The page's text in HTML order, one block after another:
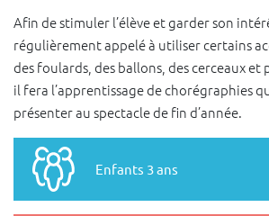
Afin de stimuler l’élève et garder son
régulièrement appelé à utiliser certains
des foulards, des ballons, des cerceaux et
il fera l’apprentissage de chorégraphies
présenter au spectacle de fin d’année.
Enfants 3 ans